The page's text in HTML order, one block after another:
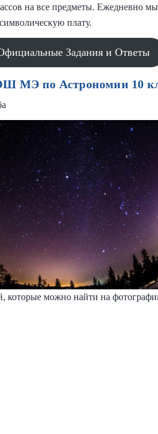
на все предметы. Ежедневно
плату.
Задания и Ответы
МЭ по Астрономии 10
которые можно найти на